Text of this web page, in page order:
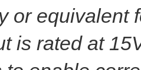
or equivalent
is rated at